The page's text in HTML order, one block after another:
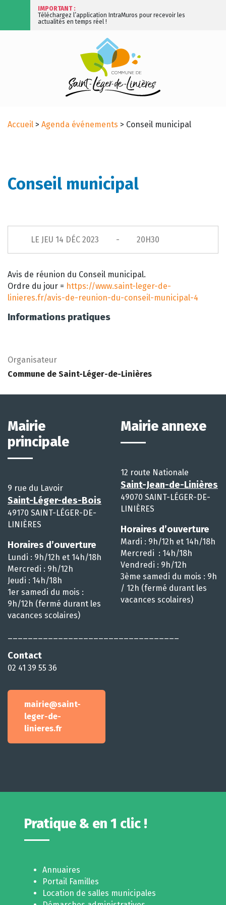
IMPORTANT :
Téléchargez l’application IntraMuros pour recevoir les
actualités en temps réel !
Accueil > Agenda événements > Conseil municipal
Conseil municipal
LE JEU 14 DÉC 2023 20H30
Avis de réunion du Conseil municipal.
Ordre du jour = https://www.saint-leger-de-
linieres.fr/avis-de-reunion-du-conseil-municipal-4
Informations pratiques
Organisateur
Commune de Saint-Léger-de-Linières
Mairie
principale
9 rue du Lavoir
Saint-Léger-des-Bois
49170 SAINT-LÉGER-DE-
LINIÈRES
Horaires d’ouverture
Lundi : 9h/12h et 14h/18h
Mercredi : 9h/12h
Jeudi : 14h/18h
1er samedi du mois :
9h/12h (fermé durant les
vacances scolaires)
Contact
02 41 39 55 36
mairie@saint-
leger-de-
linieres.fr
Mairie annexe
12 route Nationale
Saint-Jean-de-Linières
49070 SAINT-LÉGER-DE-
LINIÈRES
Horaires d’ouverture
Mardi : 9h/12h et 14h/18h
Mercredi : 14h/18h
Vendredi : 9h/12h
3ème samedi du mois : 9h
/ 12h (fermé durant les
vacances scolaires)
Pratique & en 1 clic !
Annuaires
Portail Familles
Location de salles municipales